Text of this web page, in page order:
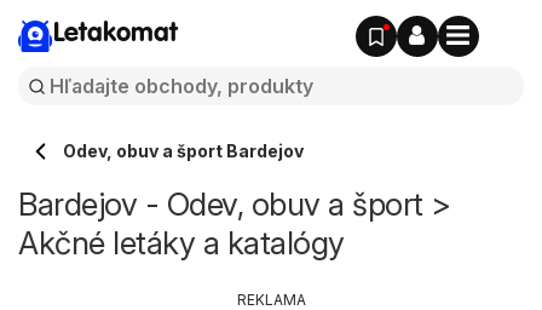
Letakomat
Odev, obuv a šport Bardejov
Bardejov - Odev, obuv a šport >
Akčné letáky a katalógy
REKLAMA